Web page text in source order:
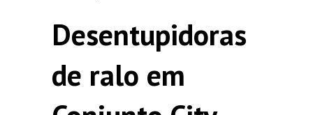
Desentupidoras
de ralo em